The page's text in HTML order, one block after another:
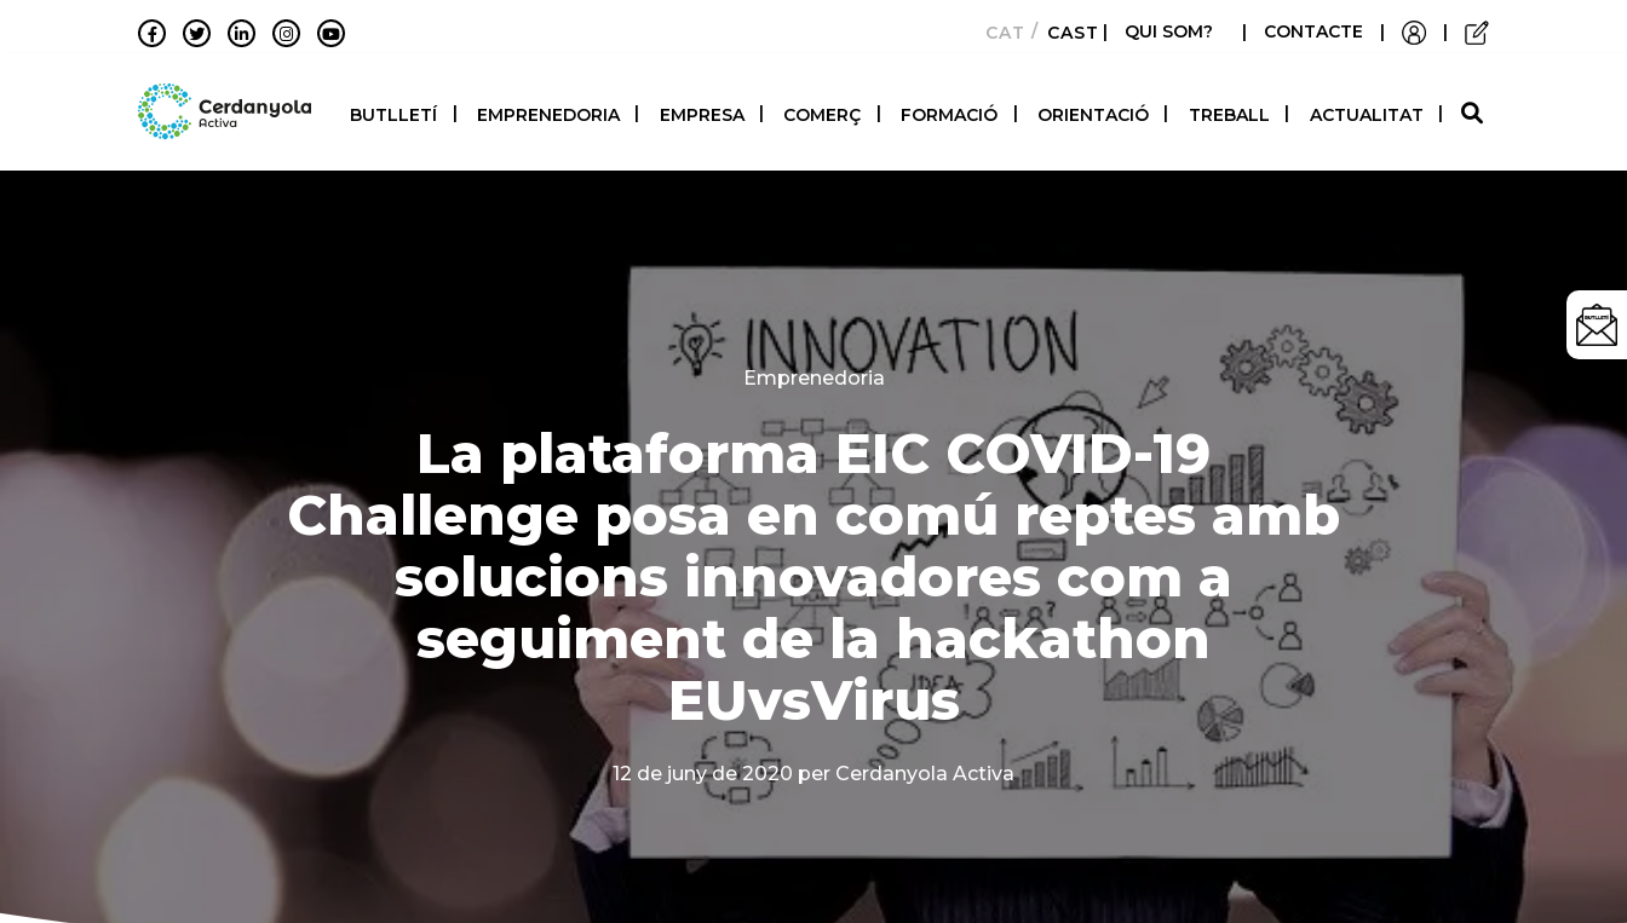
CATALÀCASTELLANO
| QUI SOM? | CONTACTE | |
BUTLLETÍ EMPRENEDORIA EMPRESA COMERÇ FORMACIÓ ORIENTACIÓ TREBALL ACTUALITAT
Categories
Emprenedoria
La plataforma EIC COVID-19
Challenge posa en comú reptes amb
solucions innovadores com a
seguiment de la hackathon
EUvsVirus
12 de juny de 2020 per Cerdanyola Activa